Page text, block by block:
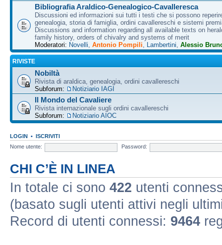
Bibliografia Araldico-Genealogico-Cavalleresca
Discussioni ed informazioni sui tutti i testi che si possono
genealogia, storia di famiglia, ordini cavallereschi e sistemi
Discussions and information regarding all available texts on
family history, orders of chivalry and systems of merit
Moderatori: Novelli Antonio Pompili Lambertini Alessio
RIVISTE
Nobiltà
Rivista di araldica, genealogia, ordini cavallereschi
Subforum:
Notiziario IAGI
Il Mondo del Cavaliere
Rivista internazionale sugli ordini cavallereschi
Subforum:
Notiziario AIOC
LOGIN • ISCRIVITI
Nome utente:
Password:
CHI C’È IN LINEA
In totale ci sono 422 utenti
(basato sugli utenti attivi negli
Record di utenti connessi: 9464